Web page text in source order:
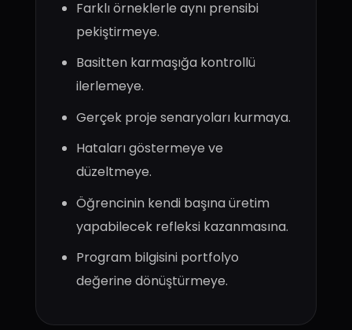
Farklı örneklerle aynı prensibi
pekiştirmeye.
Basitten karmaşığa kontrollü
ilerlemeye.
Gerçek proje senaryoları kurmaya.
Hataları göstermeye ve
düzeltmeye.
Öğrencinin kendi başına üretim
yapabilecek refleksi kazanmasına.
Program bilgisini portfolyo
değerine dönüştürmeye.